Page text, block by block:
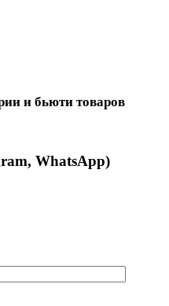
и бьюти товаров
WhatsApp)